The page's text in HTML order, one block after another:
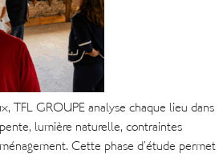
TFL GROUPE analyse chaque lieu dans
lumière naturelle, contraintes
Cette phase d’étude permet